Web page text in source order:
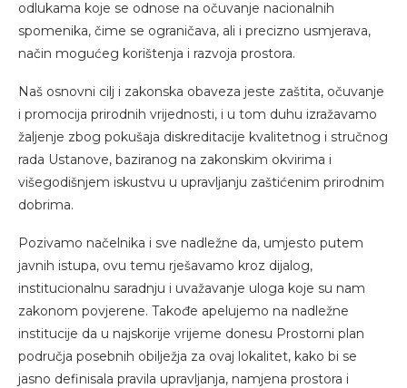
odlukama koje se odnose na očuvanje nacionalnih
spomenika, čime se ograničava, ali i precizno usmjerava,
način mogućeg korištenja i razvoja prostora.
Naš osnovni cilj i zakonska obaveza jeste zaštita, očuvanje
i promocija prirodnih vrijednosti, i u tom duhu izražavamo
žaljenje zbog pokušaja diskreditacije kvalitetnog i stručnog
rada Ustanove, baziranog na zakonskim okvirima i
višegodišnjem iskustvu u upravljanju zaštićenim prirodnim
dobrima.
Pozivamo načelnika i sve nadležne da, umjesto putem
javnih istupa, ovu temu rješavamo kroz dijalog,
institucionalnu saradnju i uvažavanje uloga koje su nam
zakonom povjerene. Takođe apelujemo na nadležne
institucije da u najskorije vrijeme donesu Prostorni plan
područja posebnih obilježja za ovaj lokalitet, kako bi se
jasno definisala pravila upravljanja, namjena prostora i